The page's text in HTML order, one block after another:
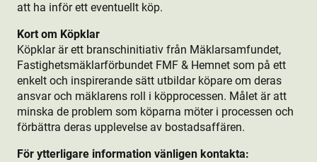
att ha inför ett eventuellt köp.
Kort om Köpklar
Köpklar är ett branschinitiativ från Mäklarsamfundet,
Fastighetsmäklarförbundet FMF & Hemnet som på ett
enkelt och inspirerande sätt utbildar köpare om deras
ansvar och mäklarens roll i köpprocessen. Målet är att
minska de problem som köparna möter i processen och
förbättra deras upplevelse av bostads­affären.
För ytterligare information vänligen kontakta: